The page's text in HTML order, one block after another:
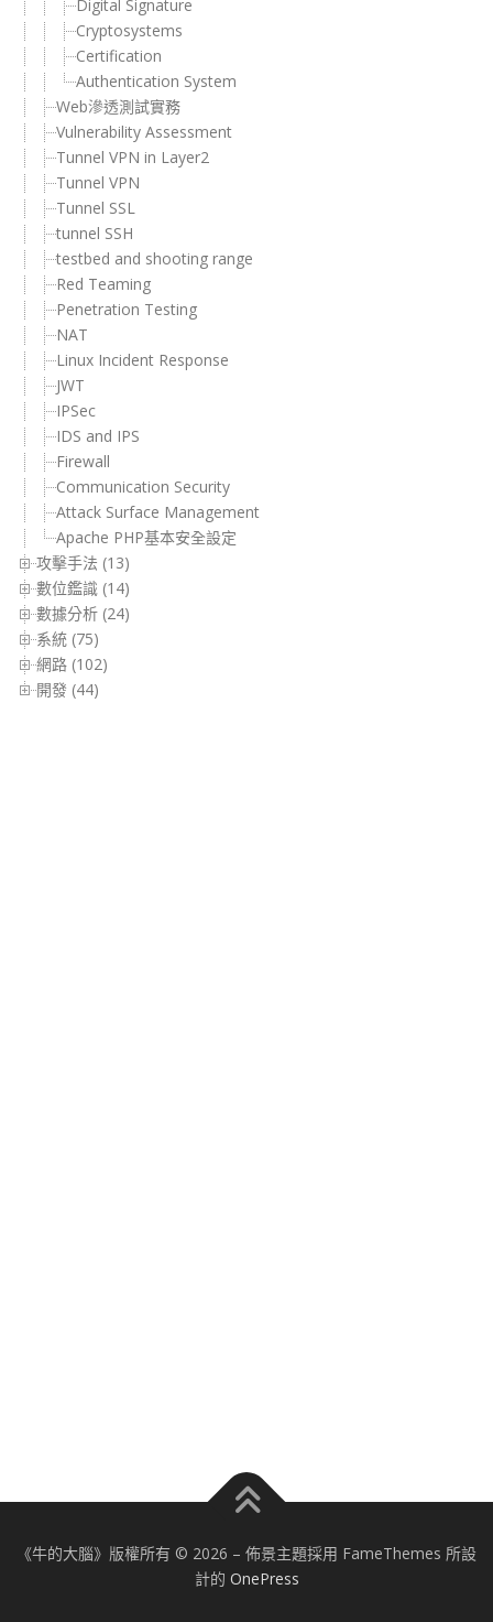
Digital Signature
Cryptosystems
Certification
Authentication System
Web滲透測試實務
Vulnerability Assessment
Tunnel VPN in Layer2
Tunnel VPN
Tunnel SSL
tunnel SSH
testbed and shooting range
Red Teaming
Penetration Testing
NAT
Linux Incident Response
JWT
IPSec
IDS and IPS
Firewall
Communication Security
Attack Surface Management
Apache PHP基本安全設定
攻擊手法 (13)
數位鑑識 (14)
數據分析 (24)
系統 (75)
網路 (102)
開發 (44)
《牛的大腦》版權所有 © 2026 – 佈景主題採用 FameThemes 所設
計的 OnePress